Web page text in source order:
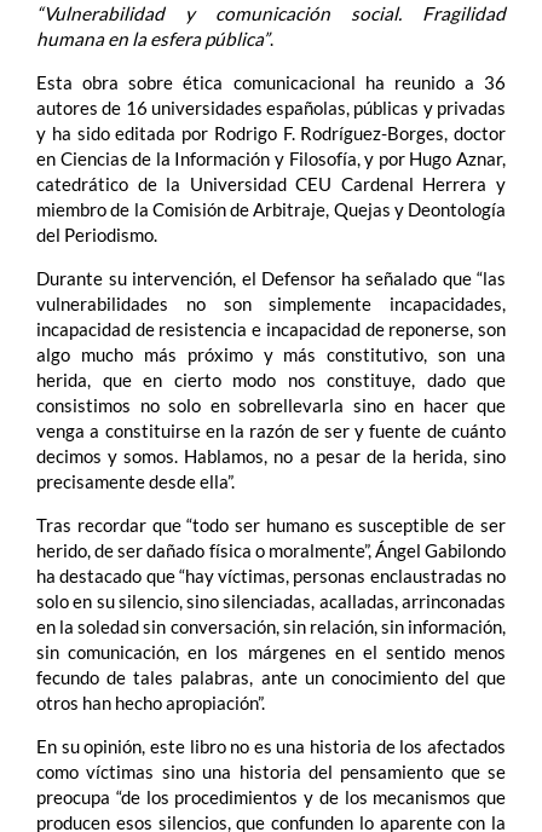
“Vulnerabilidad y comunicación social. Fragilidad
humana en la esfera pública”.
Esta obra sobre ética comunicacional ha reunido a 36
autores de 16 universidades españolas, públicas y privadas
y ha sido editada por Rodrigo F. Rodríguez-Borges, doctor
en Ciencias de la Información y Filosofía, y por Hugo Aznar,
catedrático de la Universidad CEU Cardenal Herrera y
miembro de la Comisión de Arbitraje, Quejas y Deontología
del Periodismo.
Durante su intervención, el Defensor ha señalado que “las
vulnerabilidades no son simplemente incapacidades,
incapacidad de resistencia e incapacidad de reponerse, son
algo mucho más próximo y más constitutivo, son una
herida, que en cierto modo nos constituye, dado que
consistimos no solo en sobrellevarla sino en hacer que
venga a constituirse en la razón de ser y fuente de cuánto
decimos y somos. Hablamos, no a pesar de la herida, sino
precisamente desde ella”.
Tras recordar que “todo ser humano es susceptible de ser
herido, de ser dañado física o moralmente”, Ángel Gabilondo
ha destacado que “hay víctimas, personas enclaustradas no
solo en su silencio, sino silenciadas, acalladas, arrinconadas
en la soledad sin conversación, sin relación, sin información,
sin comunicación, en los márgenes en el sentido menos
fecundo de tales palabras, ante un conocimiento del que
otros han hecho apropiación”.
En su opinión, este libro no es una historia de los afectados
como víctimas sino una historia del pensamiento que se
preocupa “de los procedimientos y de los mecanismos que
producen esos silencios, que confunden lo aparente con la